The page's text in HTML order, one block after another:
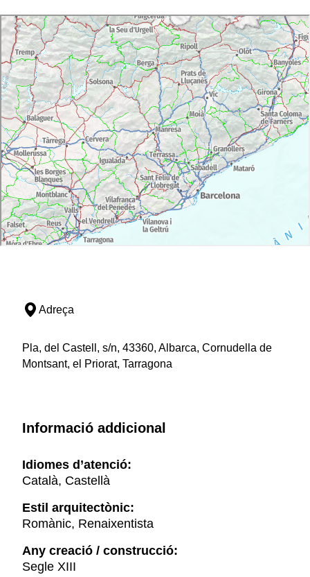
Adreça
Pla, del Castell, s/n, 43360, Albarca, Cornudella de
Montsant, el Priorat, Tarragona
Informació addicional
Idiomes d’atenció:
Català, Castellà
Estil arquitectònic:
Romànic, Renaixentista
Any creació / construcció:
Segle XIII